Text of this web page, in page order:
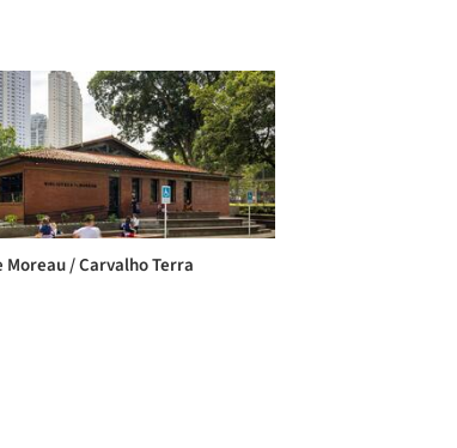
/ Carvalho Terra